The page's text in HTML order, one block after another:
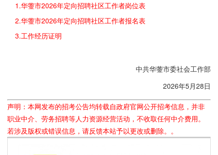
1.华蓥市2026年定向招聘社区工作者岗位表
2.华蓥市2026年定向招聘社区工作者报名表
3.工作经历证明
中共华蓥市委社会工作部
2026年5月28日
声明：本网发布的招考公告均转载自政府官网公开招考信息，并非
职业中介、劳务招聘等人力资源经营活动，不收取任何中介费用。
若涉及版权或错误信息，请反馈本站予以更改或删除。。